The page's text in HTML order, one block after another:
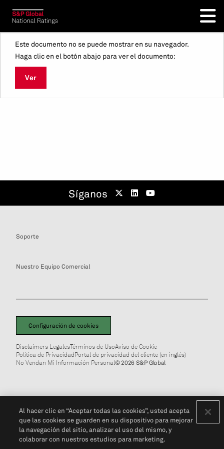
Este documento no se puede mostrar en su navegador.
Haga clic en el botón abajo para ver el documento:
Ver
Síganos
Soporte
Nuestro Equipo Comercial
Configuración de cookies
Disclaimers LegalesTérminos de UsoAviso de Cookie
Política de PrivacidadPortal de privacidad del cliente (en inglés)
No Vendan Mi Información Personal© 2026 S&P Global
Al hacer clic en “Aceptar todas las cookies”, usted acepta
que las cookies se guarden en su dispositivo para mejorar
la navegación del sitio, analizar el uso del mismo, y
colaborar con nuestros estudios para marketing.